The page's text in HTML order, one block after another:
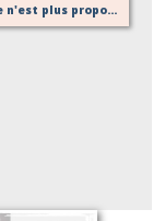
Cet article n'est plus proposé, retournez au menu principal ou contactez moi!